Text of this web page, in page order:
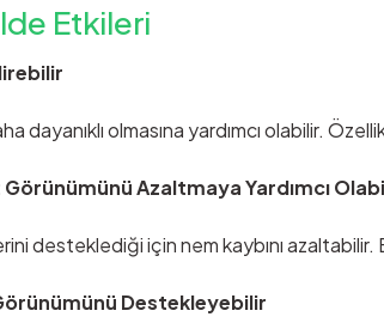
Etkileri
dayanıklı olmasına yardımcı olabilir.
Azaltmaya Yardımcı
desteklediği için nem kaybını
Destekleyebilir